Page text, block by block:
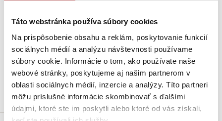
Táto webstránka používa súbory cookies
Na prispôsobenie obsahu a reklám, poskytovanie funkcií
sociálnych médií a analýzu návštevnosti používame
súbory cookie. Informácie o tom, ako používate naše
webové stránky, poskytujeme aj našim partnerom v
oblasti sociálnych médií, inzercie a analýzy. Títo partneri
môžu príslušné informácie skombinovať s ďalšími
údajmi, ktoré ste im poskytli alebo ktoré od vás získali,
Tlačiareň TPE 88 RUBBERJET
50,78 €
Priemer (mm): 1,75 mm
Farba: červená
Skladom 1 ks
Do košíka